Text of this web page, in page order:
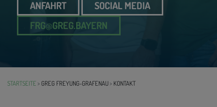
ANFAHRT
SOCIAL MEDIA
FRG@GREG.BAYERN
STARTSEITE GREG FREYUNG-GRAFENAU KONTAKT